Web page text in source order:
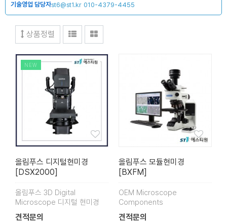
기술영업 담당자st6@st1.kr 010-4379-4455
상품정렬
NEW
올림푸스 디지털현미경
[DSX2000]
올림푸스 3D Digital
Microscope 디지털 현미경
견적문의
올림푸스 모듈현미경
[BXFM]
OEM Microscope
Components
견적문의